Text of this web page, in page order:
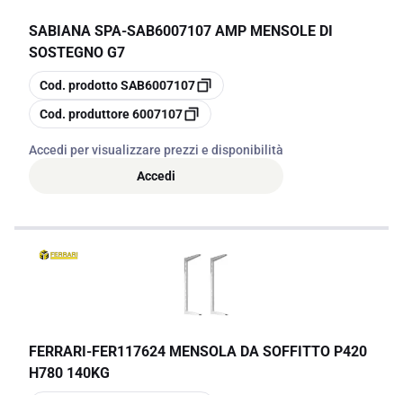
SABIANA SPA-SAB6007107 AMP MENSOLE DI
SOSTEGNO G7
copia
Cod. prodottoSAB6007107
copia
Cod. produttore6007107
Accedi per visualizzare prezzi e disponibilità
Accedi
FERRARI-FER117624 MENSOLA DA SOFFITTO P420
H780 140KG